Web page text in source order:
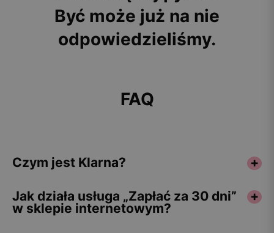
Być może już na nie
odpowiedzieliśmy.
FAQ
Czym jest Klarna?
Jak działa usługa „Zapłać za 30 dni”
w sklepie internetowym?